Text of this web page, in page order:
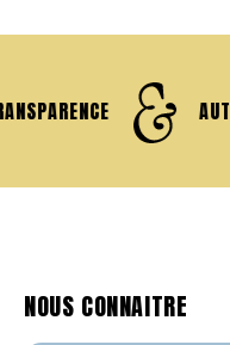
NOUS CONNAITRE